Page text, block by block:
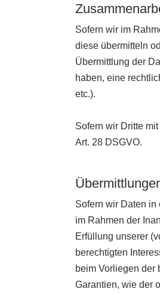
Sofern wir im
diese übermitteln
Übermittlung der
haben, eine
etc.).
Sofern wir Dritte
Art. 28 DSGVO.
Sofern wir Daten
im Rahmen der
Erfüllung unserer
berechtigten
beim Vorliegen der
Garantien, wie der